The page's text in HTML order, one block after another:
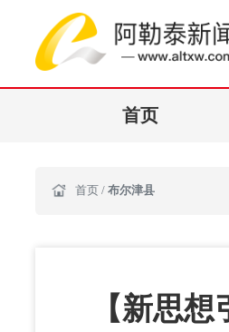
首页
首页 / 布尔津县
【新思